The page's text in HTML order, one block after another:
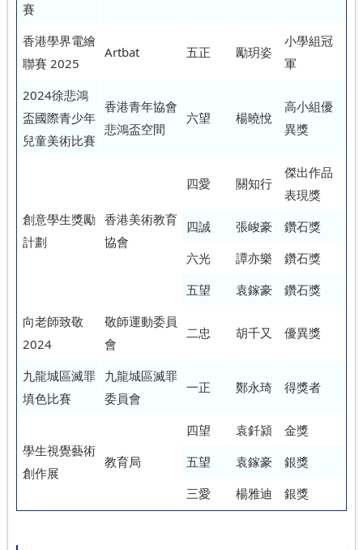
賽
香港學界電繪
聯賽 2025
Artbat 五正 勵玥姿
小學組冠
軍
2024徐悲鴻
盃國際青少年
兒童美術比賽
香港青年協會
悲鴻盃空間
六望 楊曉悅
高小組優
異獎
創意學生獎勵
計劃
香港美術教育
協會
四愛 關知行
傑出作品
表現獎
四誠
張峻豪
鑽石獎
六光
譚亦樂
鑽石獎
五望
袁鎵豪
鑽石獎
向老師致敬
2024
敬師運動委員
會
二忠 胡千又 優異獎
九龍城區滅罪
填色比賽
九龍城區滅罪
委員會
一正 鄭永琦 得獎者
學生視覺藝術
創作展
教育局
四望 袁釺潁
金獎
五望
袁鎵豪
銀獎
三愛
楊雅迪 銀獎